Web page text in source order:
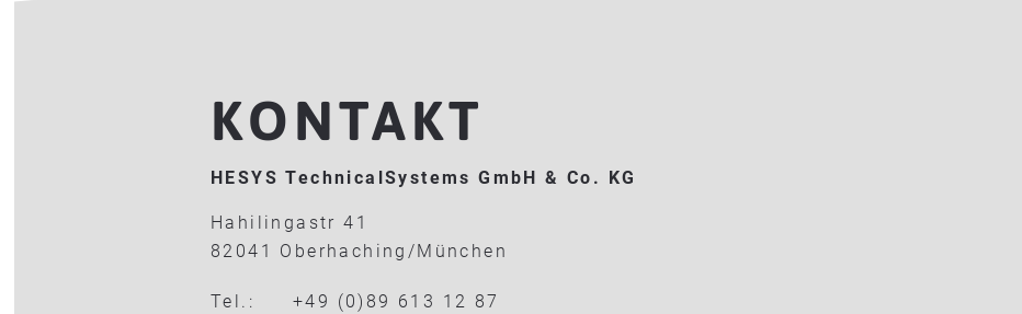
KONTAKT
HESYS TechnicalSystems GmbH & Co. KG
Hahilingastr 41
82041 Oberhaching/München
Tel.:
+49 (0)89 613 12 87